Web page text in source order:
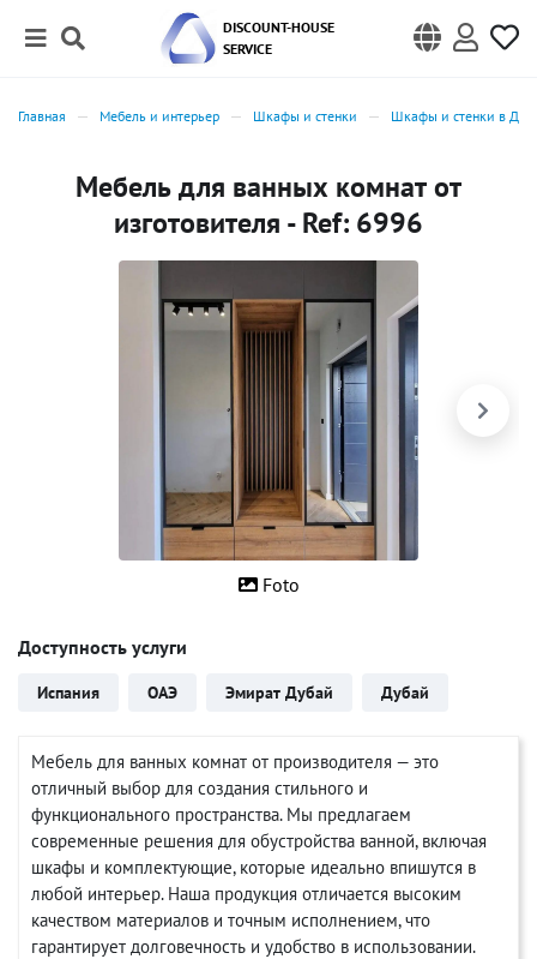
DISCOUNT-HOUSE
SERVICE
Главная Мебель и интерьер Шкафы и стенки Шкафы и стенки в
Мебель для ванных комнат от
изготовителя - Ref: 6996
Foto
Доступность услуги
Испания ОАЭ Эмират Дубай Дубай
Мебель для ванных комнат от производителя — это
отличный выбор для создания стильного и
функционального пространства. Мы предлагаем
современные решения для обустройства ванной, включая
шкафы и комплектующие, которые идеально впишутся в
любой интерьер. Наша продукция отличается высоким
качеством материалов и точным исполнением, что
гарантирует долговечность и удобство в использовании.